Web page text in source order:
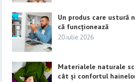
Un produs care ustură
că funcționează
20 iulie 2026
Materialele naturale
cât și confortul